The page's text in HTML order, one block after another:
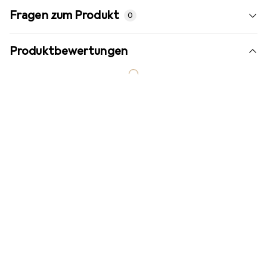
Fragen zum Produkt 0
Produktbewertungen